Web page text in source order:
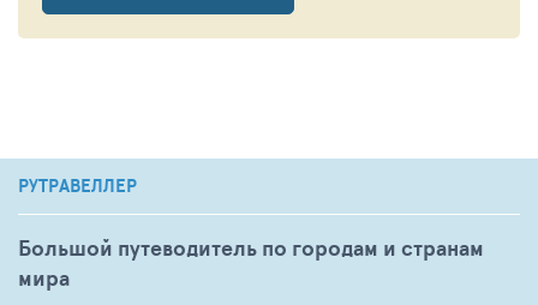
РУТРАВЕЛЛЕР
Большой путеводитель по городам и странам
мира